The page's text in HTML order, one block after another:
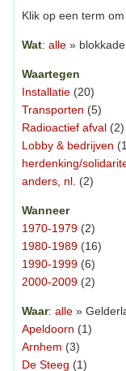
Klik op een term
Wat: alle » blokkade
Waartegen
Installatie (20)
Transporten (5)
Radioactief afval (2)
Lobby & bedrijven
herdenking/
anders, nl. (2)
Wanneer
1970-1979 (2)
1980-1989 (16)
1990-1999 (6)
2000-2009 (2)
Waar: alle »
Apeldoorn (1)
Arnhem (3)
De Steeg (1)